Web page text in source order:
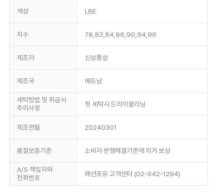
색상 LBE
치수 78,82,84,86,90,94,96
제조자 신성통상
제조국 베트남
세탁방법 및 취급시
주의사항
첫 세탁시 드라이클리닝
제조연월 20240301
품질보증기준 소비자 분쟁해결기준에 의거 보상
A/S 책임자와
전화번호
패션포유 고객센터 (02-942-1294)